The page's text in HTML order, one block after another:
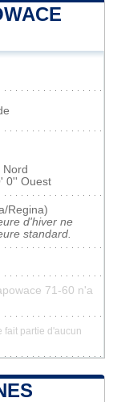
Nord
0'' Ouest
Regina)
d'hiver ne
standard.
71-60 n'a
fait partie d'aucun